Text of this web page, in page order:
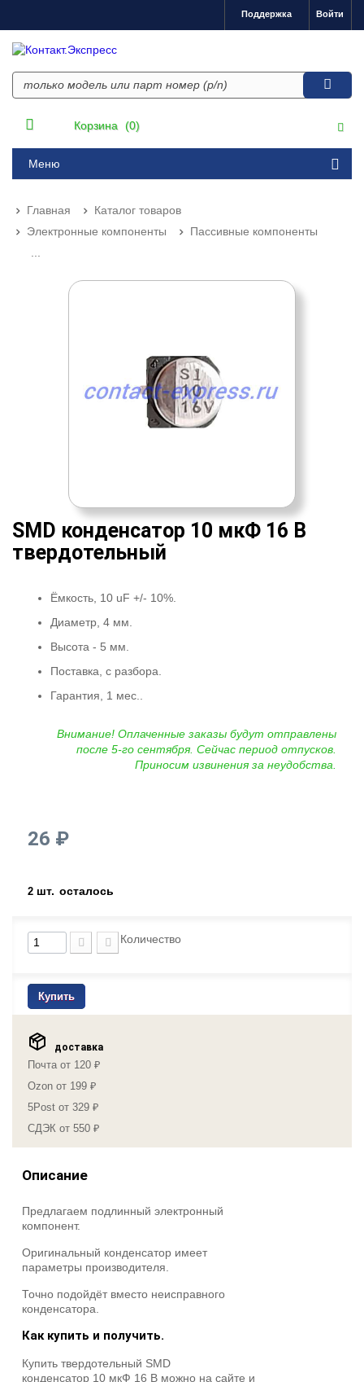
Войти
Поддержка
Корзина (0)
Меню
Главная
Каталог товаров
Электронные компоненты
Пассивные компоненты
SMD конденсатор 10 мкФ 16 В
твердотельный
Ёмкость, 10 uF +/- 10%.
Диаметр, 4 мм.
Высота - 5 мм.
Поставка, с разбора.
Гарантия, 1 мес..
Внимание! Оплаченные заказы будут отправлены
после 5-го сентября. Сейчас период отпусков.
Приносим извинения за неудобства.
26 ₽
2 шт. осталось
Количество
Купить
доставка
Почта от 120 ₽
Ozon от 199 ₽
5Post от 329 ₽
СДЭК от 550 ₽
Описание
Предлагаем подлинный электронный
компонент.
Оригинальный конденсатор имеет
параметры производителя.
Точно подойдёт вместо неисправного
конденсатора.
Как купить и получить.
Купить твердотельный SMD
конденсатор 10 мкФ 16 В можно на сайте и